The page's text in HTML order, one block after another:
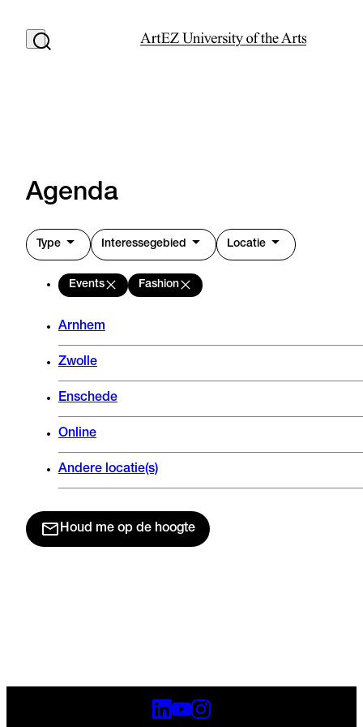
Agenda
Type Interessegebied Locatie
Events Fashion
Arnhem
Zwolle
Enschede
Online
Andere locatie(s)
Houd me op de hoogte